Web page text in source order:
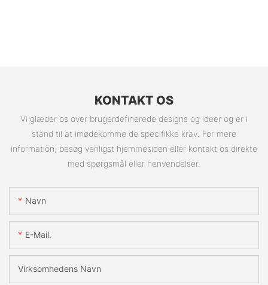
KONTAKT OS
Vi glæder os over brugerdefinerede designs og ideer og er i
stand til at imødekomme de specifikke krav. For mere
information, besøg venligst hjemmesiden eller kontakt os direkte
med spørgsmål eller henvendelser.
Navn
E-Mail.
Virksomhedens Navn